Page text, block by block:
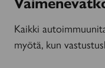
Kaikki
myötä, kun